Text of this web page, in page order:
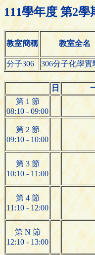
111學年度 第2
教室簡稱 教室全名
分子306
306分子化學實
日
第 1 節
08:10 - 09:00
第 2 節
09:10 - 10:00
第 3 節
10:10 - 11:00
第 4 節
11:10 - 12:00
第 N 節
12:10 - 13:00